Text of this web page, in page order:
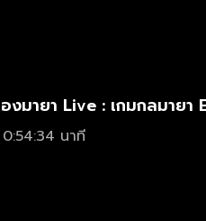
งมายา Live : เกมกลมายา
0:54:34 นาที